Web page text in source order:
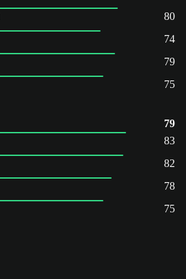
80
74
79
75
79
83
82
78
75